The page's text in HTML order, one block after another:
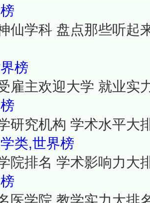
仙学科 盘点那些听起
榜
雇主欢迎大学 就业实
研究机构 学术水平大
类,世界榜
院排名 学术影响力大